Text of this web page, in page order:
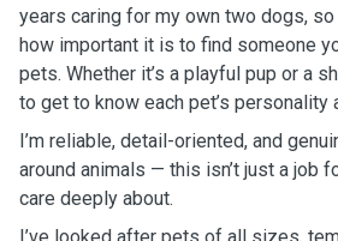
years caring for my own two dogs,
how important it is to find someone
pets. Whether it’s a playful pup or a
to get to know each pet’s personality
I’m reliable, detail-oriented, and
around animals — this isn’t just a job
care deeply about.